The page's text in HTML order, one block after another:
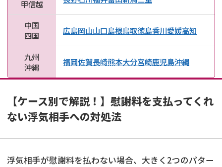
甲信越
中国
四国
広島岡山山口島根鳥取徳島香川愛媛高知
九州
沖縄
福岡佐賀長崎熊本大分宮崎鹿児島沖縄
【ケース別で解説！】慰謝料を支払ってくれ
ない浮気相手への対処法
浮気相手が慰謝料を払わない場合、大きく2つのパター